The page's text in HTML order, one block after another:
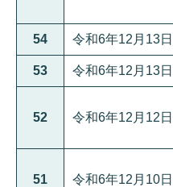
54 令和6年12月13日
53 令和6年12月13日
52 令和6年12月12日
51 令和6年12月10日